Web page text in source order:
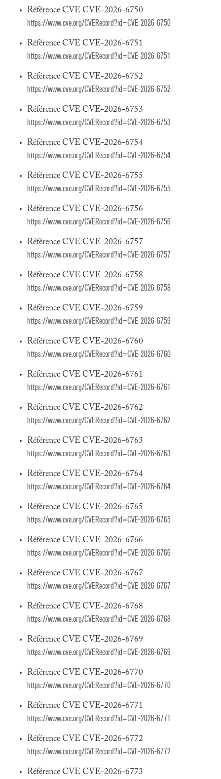
Référence CVE CVE-2026-6750
https://www.cve.org/CVERecord?id=CVE-2026-6750
Référence CVE CVE-2026-6751
https://www.cve.org/CVERecord?id=CVE-2026-6751
Référence CVE CVE-2026-6752
https://www.cve.org/CVERecord?id=CVE-2026-6752
Référence CVE CVE-2026-6753
https://www.cve.org/CVERecord?id=CVE-2026-6753
Référence CVE CVE-2026-6754
https://www.cve.org/CVERecord?id=CVE-2026-6754
Référence CVE CVE-2026-6755
https://www.cve.org/CVERecord?id=CVE-2026-6755
Référence CVE CVE-2026-6756
https://www.cve.org/CVERecord?id=CVE-2026-6756
Référence CVE CVE-2026-6757
https://www.cve.org/CVERecord?id=CVE-2026-6757
Référence CVE CVE-2026-6758
https://www.cve.org/CVERecord?id=CVE-2026-6758
Référence CVE CVE-2026-6759
https://www.cve.org/CVERecord?id=CVE-2026-6759
Référence CVE CVE-2026-6760
https://www.cve.org/CVERecord?id=CVE-2026-6760
Référence CVE CVE-2026-6761
https://www.cve.org/CVERecord?id=CVE-2026-6761
Référence CVE CVE-2026-6762
https://www.cve.org/CVERecord?id=CVE-2026-6762
Référence CVE CVE-2026-6763
https://www.cve.org/CVERecord?id=CVE-2026-6763
Référence CVE CVE-2026-6764
https://www.cve.org/CVERecord?id=CVE-2026-6764
Référence CVE CVE-2026-6765
https://www.cve.org/CVERecord?id=CVE-2026-6765
Référence CVE CVE-2026-6766
https://www.cve.org/CVERecord?id=CVE-2026-6766
Référence CVE CVE-2026-6767
https://www.cve.org/CVERecord?id=CVE-2026-6767
Référence CVE CVE-2026-6768
https://www.cve.org/CVERecord?id=CVE-2026-6768
Référence CVE CVE-2026-6769
https://www.cve.org/CVERecord?id=CVE-2026-6769
Référence CVE CVE-2026-6770
https://www.cve.org/CVERecord?id=CVE-2026-6770
Référence CVE CVE-2026-6771
https://www.cve.org/CVERecord?id=CVE-2026-6771
Référence CVE CVE-2026-6772
https://www.cve.org/CVERecord?id=CVE-2026-6772
Référence CVE CVE-2026-6773